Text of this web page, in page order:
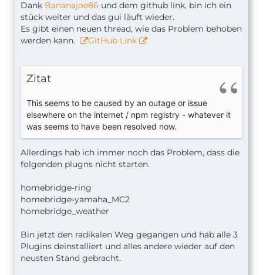
Dank Bananajoe86 und dem github link, bin ich ein
stück weiter und das gui läuft wieder.
Es gibt einen neuen thread, wie das Problem behoben
werden kann.
GitHub Link
Zitat
This seems to be caused by an outage or issue
elsewhere on the internet / npm registry - whatever it
was seems to have been resolved now.
Allerdings hab ich immer noch das Problem, dass die
folgenden plugns nicht starten.
homebridge-ring
homebridge-yamaha_MC2
homebridge_weather
Bin jetzt den radikalen Weg gegangen und hab alle 3
Plugins deinstalliert und alles andere wieder auf den
neusten Stand gebracht.